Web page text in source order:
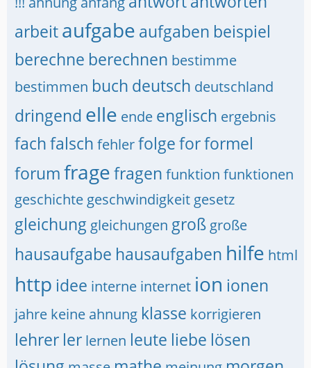
arbeitaufgabe aufgaben beispiel
berechne berechnen bestimme
bestimmen buch deutsch deutschland
dringend elle ende englisch ergebnis
fachfalsch fehlerfolgeforformel
forumfragefragen funktion funktionen
geschichte geschwindigkeit gesetz
gleichung gleichungen groß große
hausaufgabe hausaufgaben hilfe html
http idee interne internet ion ionen
jahre keine ahnung klasse korrigieren
lehrer ler lernen leute liebe lösen